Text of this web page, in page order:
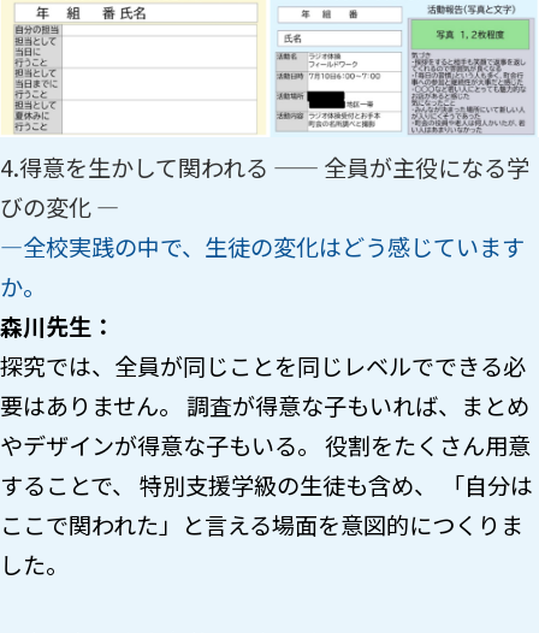
4.得意を生かして関われる —— 全員が主役になる学
びの変化 ―
―全校実践の中で、生徒の変化はどう感じています
か。
森川先生：
探究では、全員が同じことを同じレベルでできる必
要はありません。 調査が得意な子もいれば、まとめ
やデザインが得意な子もいる。 役割をたくさん用意
することで、 特別支援学級の生徒も含め、 「自分は
ここで関われた」と言える場面を意図的につくりま
した。